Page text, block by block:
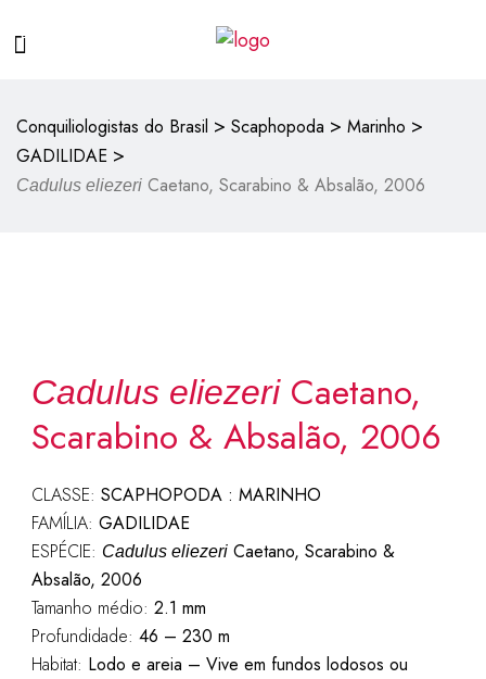
Conquiliologistas do Brasil > Scaphopoda > Marinho >
GADILIDAE >
Cadulus eliezeri Caetano, Scarabino & Absalão, 2006
Cadulus eliezeriCaetano,
Scarabino & Absalão, 2006
CLASSE: SCAPHOPODA : MARINHO
FAMÍLIA: GADILIDAE
ESPÉCIE: Cadulus eliezeriCaetano, Scarabino &
Absalão, 2006
Tamanho médio: 2.1 mm
Profundidade: 46 – 230 m
Habitat: Lodo e areia – Vive em fundos lodosos ou